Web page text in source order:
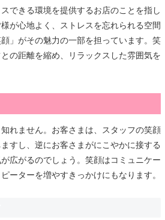
できる環境を提供するお店のことを指し
が心地よく、ストレスを忘れられる空間
」がその魅力の一部を担っています。笑
の距離を縮め、リラックスした雰囲気を
れません。お客さまは、スタッフの笑顔
すし、逆にお客さまがにこやかに接する
広がるのでしょう。笑顔はコミュニケー
ーターを増やすきっかけにもなります。